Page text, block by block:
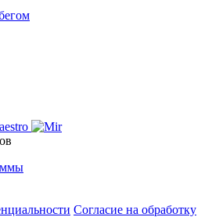
Согласие на обработку